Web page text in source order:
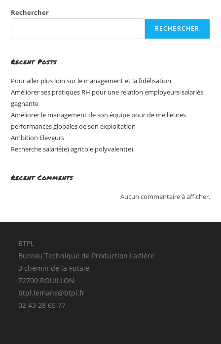
Rechercher
RECHERCHER
Recent Posts
Pour aller plus loin sur le management et la fidélisation
Améliorer ses pratiques RH pour une relation employeurs-salariés
gagnante
Améliorer le management de son équipe pour de meilleures
performances globales de son exploitation
Ambition Eleveurs
Recherche salarié(e) agricole polyvalent(e)
Recent Comments
Aucun commentaire à afficher.
BTPL
Bureau Technique de Production Laitière
3 chemin de la Futaie
72700 ROUILLON
btpl.lemans@btpl.fr
02 43 28 65 77